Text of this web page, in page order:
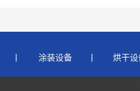
涂装设备 烘干设